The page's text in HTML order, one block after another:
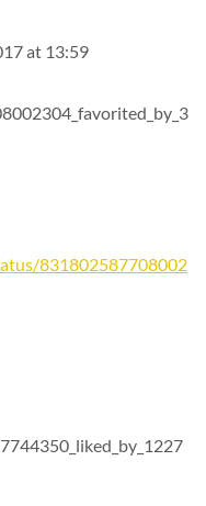
at 13:59
831802587708002